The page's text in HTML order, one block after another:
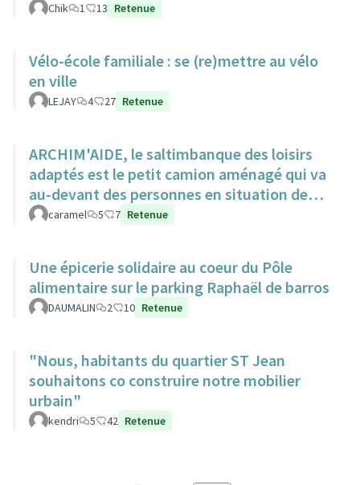
Chik 1 13 Retenue
Vélo-école familiale : se (re)mettre au vélo
en ville
LEJAY 4 27 Retenue
ARCHIM'AIDE, le saltimbanque des loisirs
adaptés est le petit camion aménagé qui va
au-devant des personnes en situation de
handicap pour animations
caramel 5 7 Retenue
Une épicerie solidaire au coeur du Pôle
alimentaire sur le parking Raphaël de barros
DAUMALIN 2 10 Retenue
"Nous, habitants du quartier ST Jean
souhaitons co construire notre mobilier
urbain"
kendri 5 42 Retenue